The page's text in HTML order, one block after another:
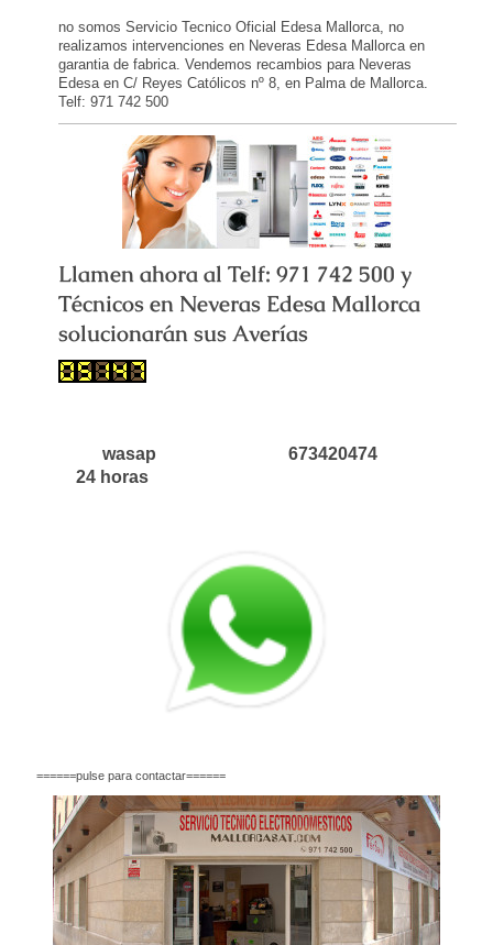
no somos Servicio Tecnico Oficial Edesa Mallorca, no
realizamos intervenciones en Neveras Edesa Mallorca en
garantia de fabrica. Vendemos recambios para Neveras
Edesa en C/ Reyes Católicos nº 8, en Palma de Mallorca.
Telf: 971 742 500
Llamen ahora al Telf: 971 742 500 y
Técnicos en Neveras Edesa Mallorca
solucionarán sus Averías
wasap 673420474
24 horas
======pulse para contactar======